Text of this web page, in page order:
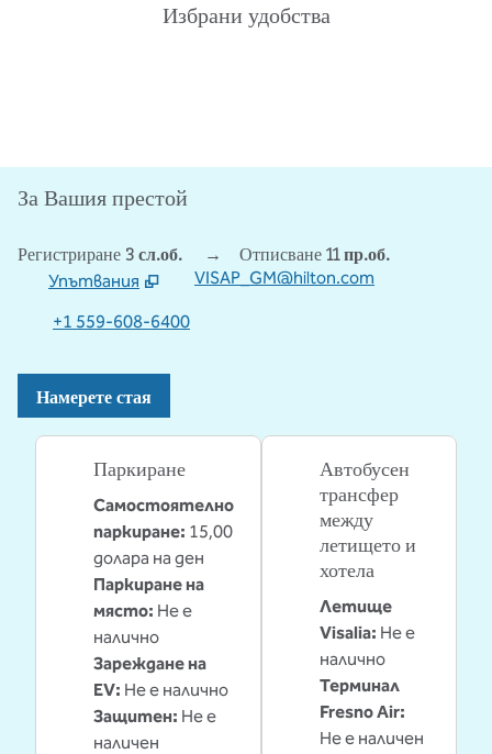
Избрани удобства
ФИТНЕС ЦЕНТЪР
За Вашия престой
Регистриране 3 сл.об. → Отписване11 пр.об.
Упътвания
Отваря нов раздел
VISAP_GM@hilton.com
+1 559-608-6400
Намерете стая
Паркиране
Самостоятелно
паркиране: 15,00
долара на ден
Паркиране на
място: Не е
налично
Зареждане на
EV: Не е налично
Защитен: Не е
наличен
Автобусен
трансфер
между
летището и
хотела
Летище
Visalia: Не е
налично
Терминал
Fresno Air:
Не е наличен